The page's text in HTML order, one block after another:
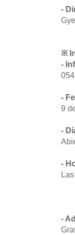
-
※
-
-
9
-
-
-